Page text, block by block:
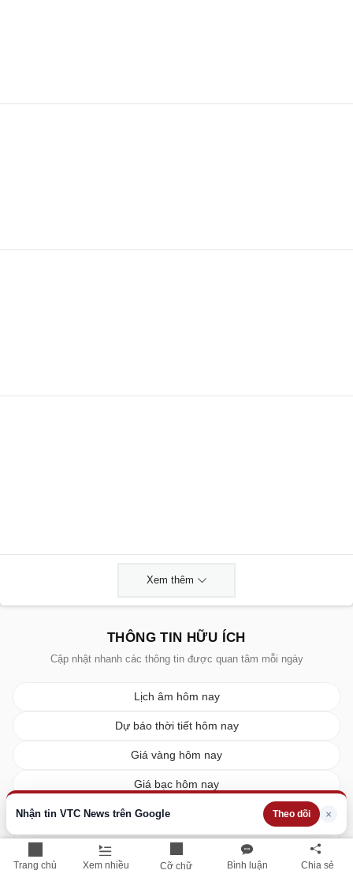
Trang chủ Xem nhiều Cỡ chữ Bình luận Chia sẻ
Nhận tin VTC News trên Google Theo dõi ×
Xem thêm
THÔNG TIN HỮU ÍCH
Cập nhật nhanh các thông tin được quan tâm mỗi ngày
Lịch âm hôm nay
Dự báo thời tiết hôm nay
Giá vàng hôm nay
Giá bạc hôm nay
Tỷ giá ngoại tệ
Giá xe ô tô